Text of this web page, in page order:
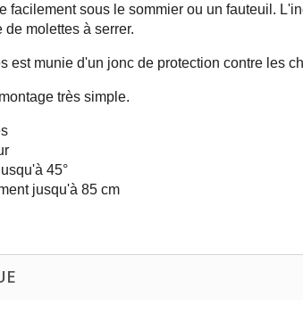
facilement sous le sommier ou un fauteuil.
molettes à serrer.
est munie d'un jonc de protection contre les
très simple.
45°
jusqu'à 85 cm